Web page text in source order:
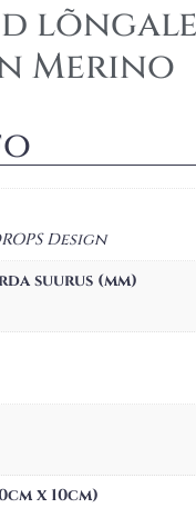
lõngale
Merino
Design
suurus (mm)
x 10cm)